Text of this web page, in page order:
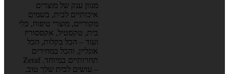
מגוון ענק של מוצרים
איכותיים לבית, בשמים
מקוריים, מוצרי טיפוח, כלי
בית, טקסטיל, אקססוריז
ועוד – הכל בקלות, הכל
אונליין, והכל במחירים
תחרותיים במיוחד. Zeraf
– עושים לבית שלך טוב.